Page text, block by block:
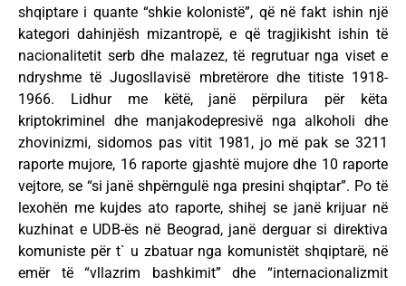
shqiptare i quante “shkie kolonistë”, që në fakt ishin një
kategori dahinjësh mizantropë, e që tragjikisht ishin të
nacionalitetit serb dhe malazez, të regrutuar nga viset e
ndryshme të Jugosllavisë mbretërore dhe titiste 1918-
1966. Lidhur me këtë, janë përpilura për këta
kriptokriminel dhe manjakodepresivë nga alkoholi dhe
zhovinizmi, sidomos pas vitit 1981, jo më pak se 3211
raporte mujore, 16 raporte gjashtë mujore dhe 10 raporte
vejtore, se “si janë shpërngulë nga presini shqiptar”. Po të
lexohën me kujdes ato raporte, shihej se janë krijuar në
kuzhinat e UDB-ës në Beograd, janë derguar si direktiva
komuniste për t` u zbatuar nga komunistët shqiptarë, në
emër të “vllazrim bashkimit” dhe “internacionalizmit